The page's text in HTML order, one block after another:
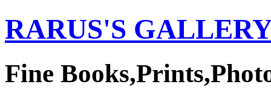
RARUS'S
Fine